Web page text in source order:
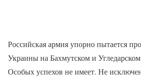
Российская армия упорно пытается
Украины на Бахмутском и
Особых успехов не имеет. Не